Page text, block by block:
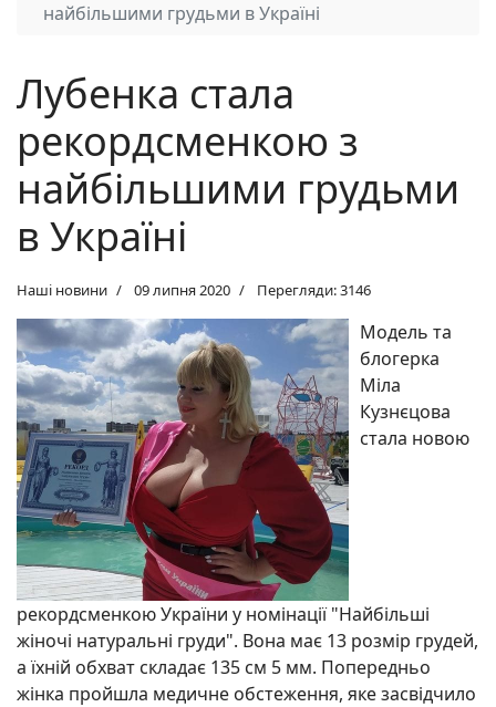
найбільшими грудьми в Україні
Лубенка стала
рекордсменкою з
найбільшими грудьми
в Україні
Наші новини 09 липня 2020 Перегляди: 3146
Модель та
блогерка
Міла
Кузнєцова
стала новою
рекордсменкою України у номінації "Найбільші
жіночі натуральні груди". Вона має 13 розмір грудей,
а їхній обхват складає 135 см 5 мм. Попередньо
жінка пройшла медичне обстеження, яке засвідчило